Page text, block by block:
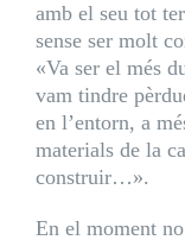
amb el seu tot
sense ser molt
«Va ser el més
vam tindre
en l’entorn, a
materials de la
construir…».
En el moment